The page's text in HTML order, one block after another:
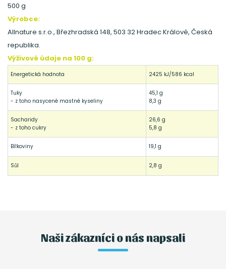
500 g
Výrobce:
Allnature s.r.o., Březhradská 148, 503 32 Hradec Králové, Česká
republika.
Výživové údaje na 100 g:
Energetická hodnota 2425 kJ/586 kcal
Tuky
- z toho nasycené mastné kyseliny
45,1 g
8,3 g
Sacharidy
- z toho cukry
26,6 g
5,8 g
Bílkoviny 19,1 g
Sůl 2,8 g
Naši zákazníci o nás napsali